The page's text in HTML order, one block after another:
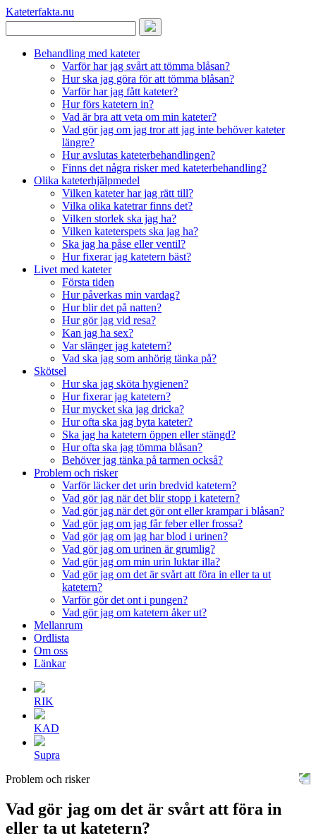
Kateterfakta.nu
Behandling med kateter
Varför har jag svårt att tömma blåsan?
Hur ska jag göra för att tömma blåsan?
Varför har jag fått kateter?
Hur förs katetern in?
Vad är bra att veta om min kateter?
Vad gör jag om jag tror att jag inte behöver kateter
längre?
Hur avslutas kateterbehandlingen?
Finns det några risker med kateterbehandling?
Olika kateterhjälpmedel
Vilken kateter har jag rätt till?
Vilka olika katetrar finns det?
Vilken storlek ska jag ha?
Vilken kateterspets ska jag ha?
Ska jag ha påse eller ventil?
Hur fixerar jag katetern bäst?
Livet med kateter
Första tiden
Hur påverkas min vardag?
Hur blir det på natten?
Hur gör jag vid resa?
Kan jag ha sex?
Var slänger jag katetern?
Vad ska jag som anhörig tänka på?
Skötsel
Hur ska jag sköta hygienen?
Hur fixerar jag katetern?
Hur mycket ska jag dricka?
Hur ofta ska jag byta kateter?
Ska jag ha katetern öppen eller stängd?
Hur ofta ska jag tömma blåsan?
Behöver jag tänka på tarmen också?
Problem och risker
Varför läcker det urin bredvid katetern?
Vad gör jag när det blir stopp i katetern?
Vad gör jag när det gör ont eller krampar i blåsan?
Vad gör jag om jag får feber eller frossa?
Vad gör jag om jag har blod i urinen?
Vad gör jag om urinen är grumlig?
Vad gör jag om min urin luktar illa?
Vad gör jag om det är svårt att föra in eller ta ut
katetern?
Varför gör det ont i pungen?
Vad gör jag om katetern åker ut?
Mellanrum
Ordlista
Om oss
Länkar
RIK
KAD
Supra
Problem och risker
Vad gör jag om det är svårt att föra in
eller ta ut katetern?